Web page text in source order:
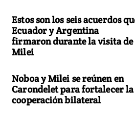
Estos son los seis acuerdos
Ecuador y Argentina
firmaron durante la visita de
Milei
Noboa y Milei se reúnen en
Carondelet para fortalecer la
cooperación bilateral